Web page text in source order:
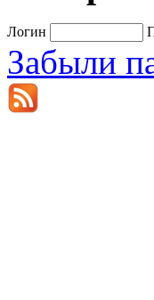
Логин
Забыли